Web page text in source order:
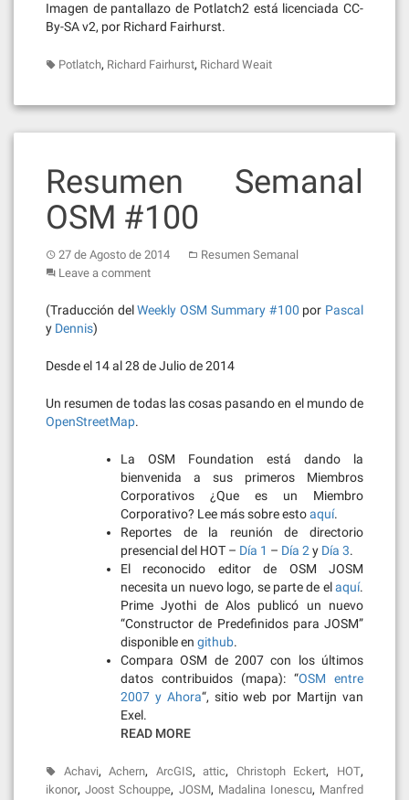
Imagen de pantallazo de Potlatch2 está licenciada CC-
By-SA v2, por Richard Fairhurst.
Potlatch, Richard Fairhurst, Richard Weait
Resumen Semanal
OSM #100
27 de Agosto de 2014
Resumen Semanal
Leave a comment
(Traducción delWeekly OSM Summary #100 por Pascal
y Dennis)
Desde el 14 al 28 de Julio de 2014
Un resumen de todas las cosas pasando en el mundo de
OpenStreetMap.
La OSM Foundation está dando la
bienvenida a sus primeros Miembros
Corporativos ¿Que es un Miembro
Corporativo? Lee más sobre estoaquí.
Reportes de la reunión de directorio
presencial del HOT – Día 1 – Día 2y Día 3.
El reconocido editor de OSM JOSM
necesita un nuevo logo, se parte de elaquí.
Prime Jyothi de Alos publicó un nuevo
“Constructor de Predefinidos para JOSM”
disponible en github.
Compara OSM de 2007 con los últimos
datos contribuidos (mapa): “OSM entre
2007 y Ahora“, sitio web por Martijn van
Exel.
READ MORE
Achavi,Achern, ArcGIS,attic, Christoph Eckert, HOT,
ikonor,Joost Schouppe, JOSM, Madalina Ionescu, Manfred